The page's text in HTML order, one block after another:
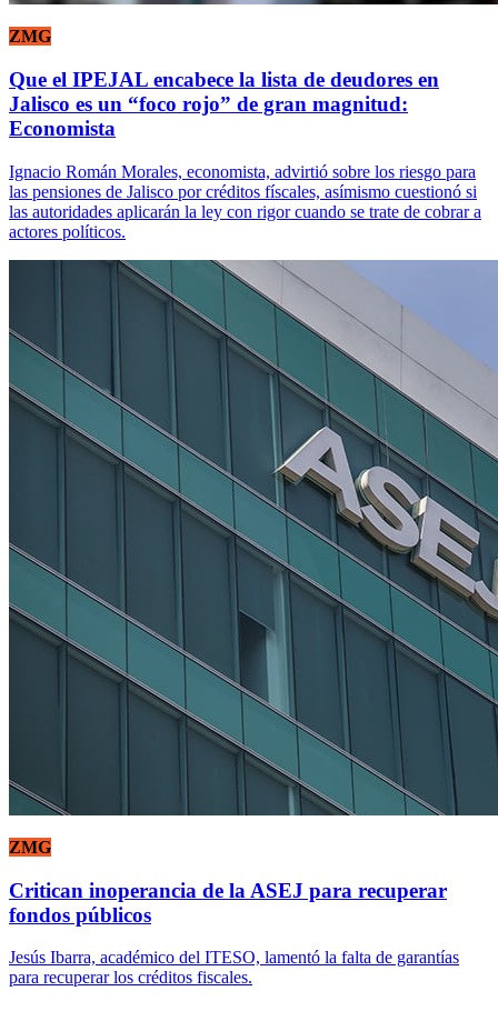
ZMG
Que el IPEJAL encabece la lista de deudores en
Jalisco es un “foco rojo” de gran magnitud:
Economista
Ignacio Román Morales, economista, advirtió sobre los riesgo para
las pensiones de Jalisco por créditos físcales, asímismo cuestionó si
las autoridades aplicarán la ley con rigor cuando se trate de cobrar a
actores políticos.
ZMG
Critican inoperancia de la ASEJ para recuperar
fondos públicos
Jesús Ibarra, académico del ITESO, lamentó la falta de garantías
para recuperar los créditos fiscales.